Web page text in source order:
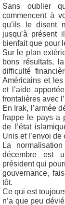
Sans oublier
commencent à
qu’ils le disent
jusqu’à présent
bienfait que pour
Sur le plan
bons résultats,
difficulté
Américains et
et l’aide
frontalières avec
En Irak, l’armée
frappe le pays a
de l’état
Unis et l’envoi
La
décembre est
président qui
gouvernance,
tôt.
Ce qui est
n’a que peu